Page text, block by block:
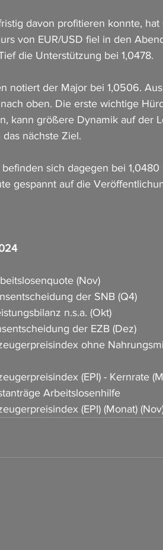
davon profitieren konnte,
von EUR/USD fiel in den
die Unterstützung bei 1,0478.
notiert der Major bei 1,0506.
oben. Die erste wichtige
kann größere Dynamik auf der
nächste Ziel.
sich dagegen bei 1,0480
gespannt auf die
Arbeitslosenquote (Nov)
Zinsentscheidung der SNB
Leistungsbilanz n.s.a.
Zinsentscheidung der
Erzeugerpreisindex ohne
Erzeugerpreisindex
Erstanträge Arbeitslosenhilfe
Erzeugerpreisindex (EPI)